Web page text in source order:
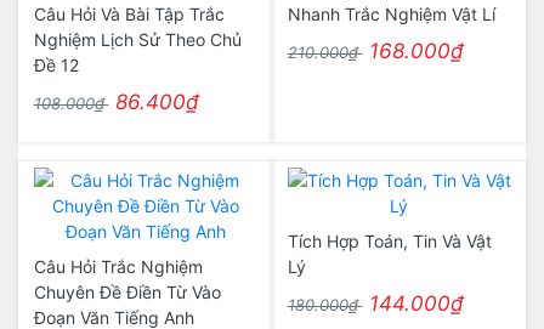
Câu Hỏi Và Bài Tập Trắc
Nghiệm Lịch Sử Theo Chủ
Đề 12
108.000₫ 86.400₫
Nhanh Trắc Nghiệm Vật Lí
210.000₫ 168.000₫
Câu Hỏi Trắc Nghiệm
Chuyên Đề Điền Từ Vào
Đoạn Văn Tiếng Anh
Tích Hợp Toán, Tin Và Vật
Lý
180.000₫ 144.000₫